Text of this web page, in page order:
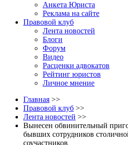
Анкета Юриста
Реклама на сайте
Правовой клуб
Лента новостей
Блоги
Форум
Видео
Расценки адвокатов
Рейтинг юристов
Личное мнение
Главная >>
Правовой клуб >>
Лента новостей >>
Вынесен обвинительный
бывших сотрудников
соучастников